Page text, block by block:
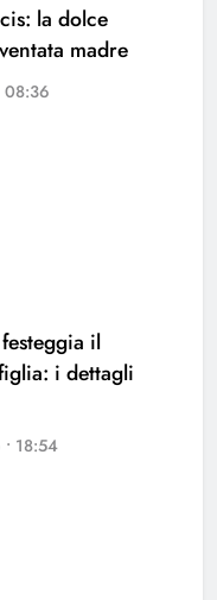
la dolce
madre
08:36
il
i dettagli
18:54